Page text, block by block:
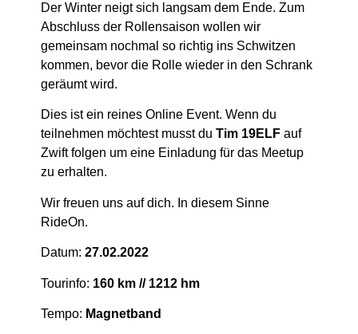
Der Winter neigt sich langsam dem Ende. Zum
Abschluss der Rollensaison wollen wir
gemeinsam nochmal so richtig ins Schwitzen
kommen, bevor die Rolle wieder in den Schrank
geräumt wird.
Dies ist ein reines Online Event. Wenn du
teilnehmen möchtest musst du Tim 19ELF auf
Zwift folgen um eine Einladung für das Meetup
zu erhalten.
Wir freuen uns auf dich. In diesem Sinne
RideOn.
Datum: 27.02.2022
Tourinfo: 160 km // 1212 hm
Tempo: Magnetband